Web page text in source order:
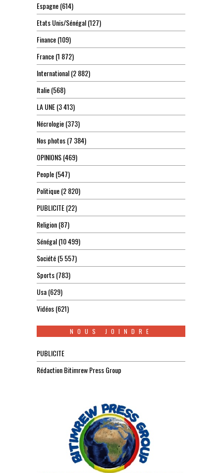
Espagne(614)
Etats Unis/Sénégal(127)
Finance(109)
France(1 872)
International(2 882)
Italie(568)
LA UNE(3 413)
Nécrologie(373)
Nos photos(7 384)
OPINIONS(469)
People(547)
Politique(2 820)
PUBLICITE(22)
Religion(87)
Sénégal(10 499)
Société(5 557)
Sports(783)
Usa(629)
Vidéos(621)
NOUS JOINDRE
PUBLICITE
Rédaction Bitimrew Press Group